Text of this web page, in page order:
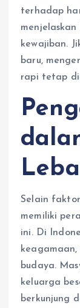
terhadap
kewajiban.
baru,
rapi tetap
Selain
memiliki
ini. Di
budaya.
keluarga
berkunjung